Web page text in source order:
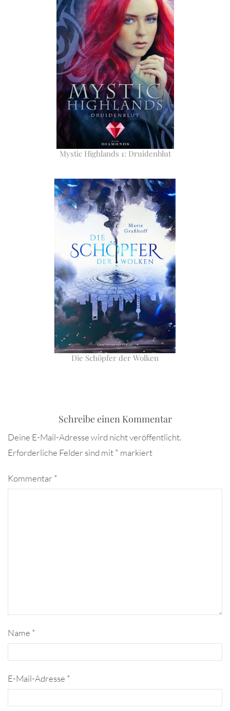
Mystic Highlands 1: Druidenblut
Die Schöpfer der Wolken
Schreibe einen Kommentar
Deine E-Mail-Adresse wird nicht veröffentlicht.
Erforderliche Felder sind mit* markiert
Kommentar *
Name *
E-Mail-Adresse *